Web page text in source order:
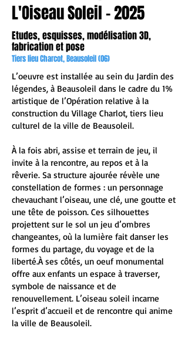
L'Oiseau Soleil - 2025
Etudes, esquisses, modélisation 3D,
fabrication et pose
Tiers lieu Charcot, Beausoleil (06)
L’oeuvre est installée au sein du Jardin des
légendes, à Beausoleil dans le cadre du 1%
artistique de l’Opération relative à la
construction du Village Charlot, tiers lieu
culturel de la ville de Beausoleil.
À la fois abri, assise et terrain de jeu, il
invite à la rencontre, au repos et à la
rêverie. Sa structure ajourée révèle une
constellation de formes : un personnage
chevauchant l’oiseau, une clé, une goutte et
une tête de poisson. Ces silhouettes
projettent sur le sol un jeu d’ombres
changeantes, où la lumière fait danser les
formes du partage, du voyage et de la
liberté.À ses côtés, un oeuf monumental
offre aux enfants un espace à traverser,
symbole de naissance et de
renouvellement. L’oiseau soleil incarne
l’esprit d’accueil et de rencontre qui anime
la ville de Beausoleil.